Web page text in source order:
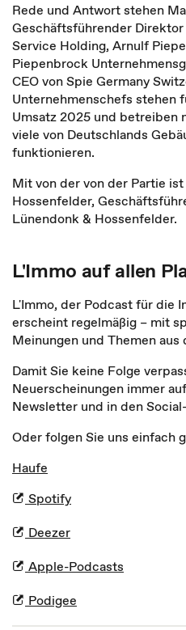
Rede und Antwort stehen
Geschäftsführender
Service Holding, Arnulf
Piepenbrock
CEO von Spie Germany
Unternehmenschefs stehen
Umsatz 2025 und
viele von Deutschlands
funktionieren.
Mit von der von der Partie
Hossenfelder,
Lünendonk & Hossenfelder.
L'Immo auf allen
L'Immo, der Podcast für die
erscheint regelmäßig – mit
Meinungen und Themen
Damit Sie keine Folge
Neuerscheinungen immer
Newsletter und in den
Oder folgen Sie uns einfach
Haufe
Spotify
Deezer
Apple-Podcasts
Podigee